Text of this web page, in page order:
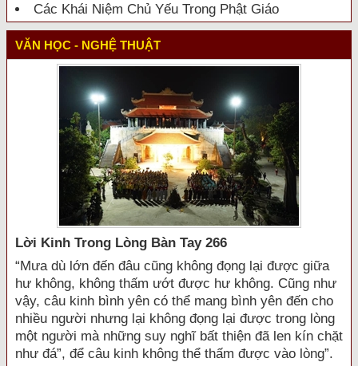
Các Khái Niệm Chủ Yếu Trong Phật Giáo
VĂN HỌC - NGHỆ THUẬT
Lời Kinh Trong Lòng Bàn Tay 266
“Mưa dù lớn đến đâu cũng không đọng lại được giữa
hư không, không thấm ướt được hư không. Cũng như
vậy, câu kinh bình yên có thể mang bình yên đến cho
nhiều người nhưng lại không đọng lại được trong lòng
một người mà những suy nghĩ bất thiện đã len kín chặt
như đá”, để câu kinh không thể thấm được vào lòng”.